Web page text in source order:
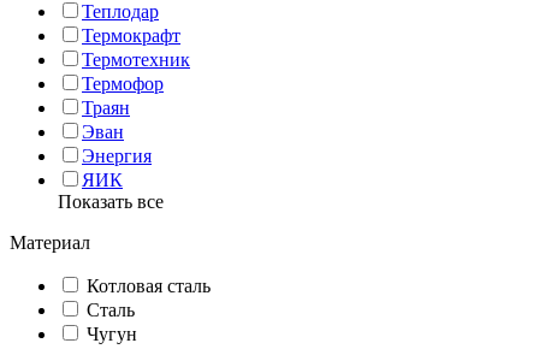
Теплодар
Термокрафт
Термотехник
Термофор
Траян
Эван
Энергия
ЯИК
Показать все
Материал
Котловая сталь
Сталь
Чугун